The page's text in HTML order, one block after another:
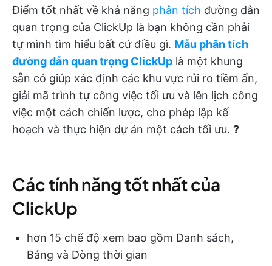
Điểm tốt nhất về khả năng phân tích đường dẫn
quan trọng của ClickUp là bạn không cần phải
tự mình tìm hiểu bất cứ điều gì. Mẫu phân tích
đường dẫn quan trọng ClickUp là một khung
sẵn có giúp xác định các khu vực rủi ro tiềm ẩn,
giải mã trình tự công việc tối ưu và lên lịch công
việc một cách chiến lược, cho phép lập kế
hoạch và thực hiện dự án một cách tối ưu. ?
Các tính năng tốt nhất của
ClickUp
hơn 15 chế độ xem bao gồm Danh sách,
Bảng và Dòng thời gian